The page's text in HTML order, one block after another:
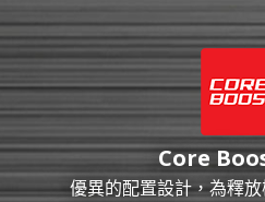
Core
優異的配置設計，為釋